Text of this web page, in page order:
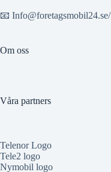
📧 Info@foretagsmobil24.se/
Om oss
Våra partners
Telenor Logo
Tele2 logo
Nymobil logo